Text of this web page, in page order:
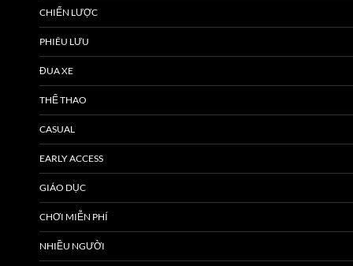
CHIẾN LƯỢC
PHIÊU LƯU
ĐUA XE
THỂ THAO
CASUAL
EARLY ACCESS
GIÁO DỤC
CHƠI MIỄN PHÍ
NHIỀU NGƯỜI